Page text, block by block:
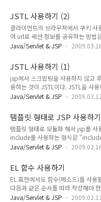
H..에서 사용된 것이다.) 우선 tld 파일
름은 myCustomTag.tld로 한다.
com.example.DiceRoller int
advice
JSTL 사용하기 (2)
클라이언트의 브라우져에서 쿠키
여 url로 세션 정보를 공유하는 방법
같은 방법을 사용할 수 있다. 서블
urlencoding을 자동으로 하지는
은 방법을 사용해야 한다. 위와 같이
같은 값이 인코딩 되어 사용 된다. *
주지 않고 디자인 된 페이지를 보여
Java/Servlet & JSP
JSTL 사용하기 (1)
jsp에서 스크립팅을 사용하지 않고
용하는 것이 JSTL이다. JSTL을 사
줘야 한다. apache-tomcat-
다. 위와 같이 하게 되면 jstl을 사용
forEach 문을 돌려보자. 사용 방법
가 없다. web.xml jstlTest
package c..
Java/Servlet & JSP
템플릿 형태로 JSP 사용하기
템플릿 형태로 모듈화 해서 jsp를
include를 사용하는 형식은
있다. include 지시자를 사용하여 코
표준액션은 실행시에 Header.jsp
인 내용을 포함할 페이지로부터 받아
Header.jsp ${param.subTitle} 변
용하는 방법이 아닌 param 태그를
Java/Servlet & JSP
EL 함수 사용하기
EL 표현에서도 함수(메소드)를 사용
다음과 같은 순서를 따라 작성해야
를 만든다. 해당 메소드는 EL(JSP)
Java/Servlet & JSP